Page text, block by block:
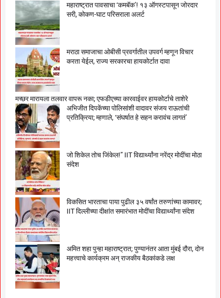
महाराष्ट्रात पावसाचा ‘कमबॅक’! १३ ऑगस्टपासून जोरदार
सरी, कोकण-घाट परिसराला अलर्ट
मराठा समाजाचा ओबीसी प्रवर्गातील उपवर्ग म्हणून विचार
करता येईल, राज्य सरकारचा हायकोर्टात दावा
मच्छर मारायला तलवार वापरू नका; एफडीएच्या कारवाईवर हायकोर्टाचे ताशेरे
अभिजीत दिपकेंच्या पोलिसांशी वादावर संजय राऊतांची
प्रतिक्रिया; म्हणाले, ‘संघर्षात हे सहन करावंच लागतं’
जो शिकेल तोच जिंकेल!” IIT विद्यार्थ्यांना नरेंद्र मोदींचा मोठा
संदेश
विकसित भारताचा पाया पुढील ३५ वर्षांत तरुणांच्या कामावर;
IIT दिल्लीच्या दीक्षांत समारंभात मोदींचा विद्यार्थ्यांना संदेश
अमित शहा पुन्हा महाराष्ट्रात; पुण्यानंतर आता मुंबई दौरा, दोन
महत्त्वाचे कार्यक्रम अन् राजकीय बैठकांकडे लक्ष